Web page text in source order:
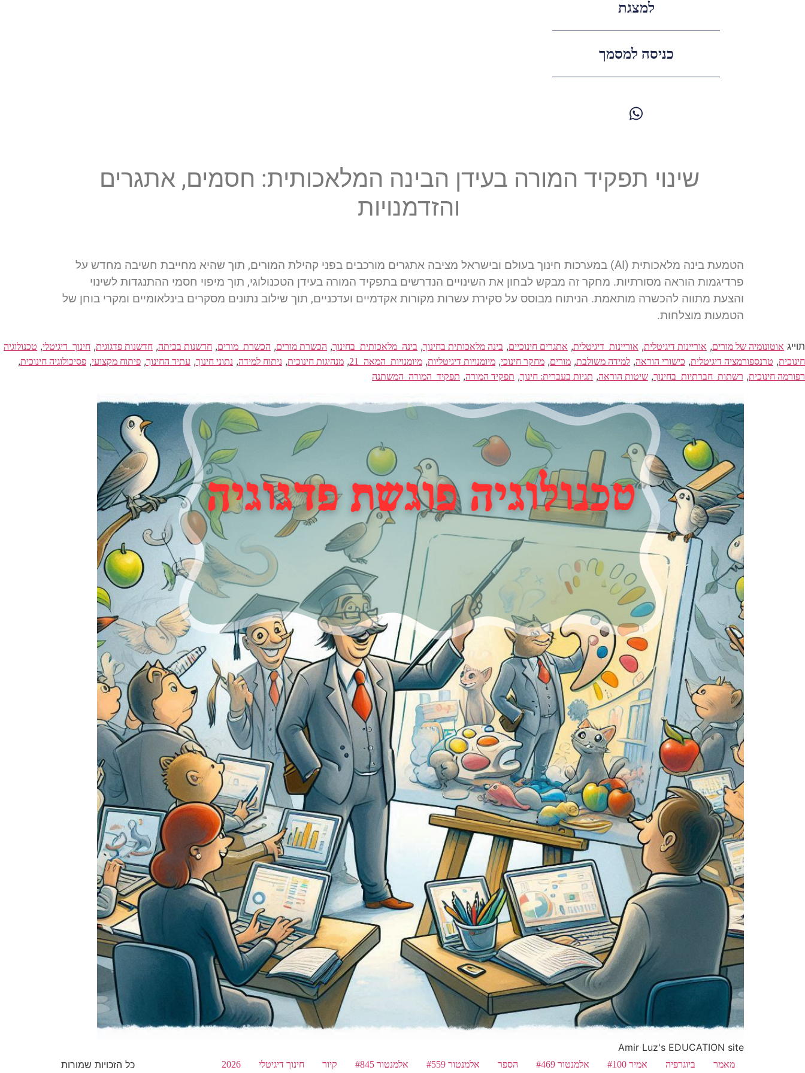
למצגת
כניסה למסמך
שינוי תפקיד המורה בעידן הבינה המלאכותית: חסמים, אתגרים
והזדמנויות
הטמעת בינה מלאכותית (AI) במערכות חינוך בעולם ובישראל מציבה אתגרים מורכבים בפני קהילת המורים, תוך שהיא מחייבת חשיבה מחדש על
פרדיגמות הוראה מסורתיות. מחקר זה מבקש לבחון את השינויים הנדרשים בתפקיד המורה בעידן הטכנולוגי, תוך מיפוי חסמי ההתנגדות לשינוי
והצעת מתווה להכשרה מותאמת. הניתוח מבוסס על סקירת עשרות מקורות אקדמיים ועדכניים, תוך שילוב נתונים מסקרים בינלאומיים ומקרי בוחן של
הטמעות מוצלחות.
תוייג אוטונומיה של מורים, אוריינות דיגיטלית, אוריינות_דיגיטלית, אתגרים חינוכיים, בינה מלאכותית בחינוך, בינה_מלאכותית_בחינוך, הכשרת מורים, הכשרת_מורים, חדשנות בכיתה, חדשנות פדגוגית, חינוך_דיגיטלי, טכנולוגיה
חינוכית, טרנספורמציה דיגיטלית, כישורי הוראה, למידה משולבת, מורים, מחקר חינוכי, מיומנויות דיגיטליות, מיומנויות_המאה_21 , מנהיגות חינוכית, ניתוח למידה, נתוני חינוך, עתיד החינוך, פיתוח מקצועי, פסיכולוגיה חינוכית,
רפורמה חינוכית, רשתות_חברתיות_בחינוך, שיטות הוראה, תגיות בעברית: חינוך, תפקיד המורה, תפקיד_המורה_המשתנה
Amir Luz's EDUCATION site
מאמר ביוגרפיה אמיר #100 אלמנטור #469 הספר אלמנטור #559 אלמנטור #845 קיור חינוך דיגיטלי 2026 כל הזכויות שמורות